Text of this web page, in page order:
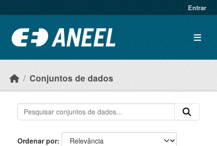
Entrar
Conjuntos de dados
Ordenar por